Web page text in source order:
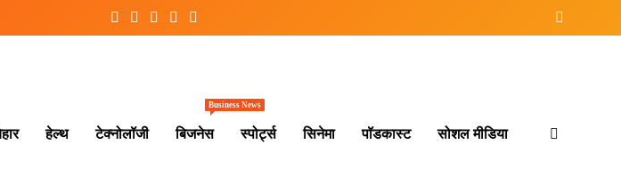
हेल्थ टेक्नोलॉजी बिजनेस
Business News
स्पोर्ट्स सिनेमा पॉडकास्ट सोशल मीडिया